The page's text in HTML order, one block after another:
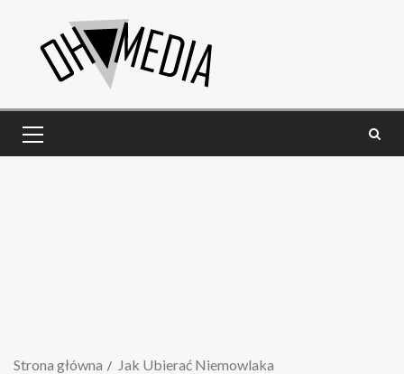
Strona główna Jak Ubierać Niemowlaka